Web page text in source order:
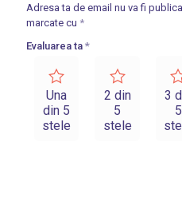
Adresa ta de email nu va fi
marcate cu *
Evaluarea ta *
Una
din 5
stele
2 din
5
stele
3
5